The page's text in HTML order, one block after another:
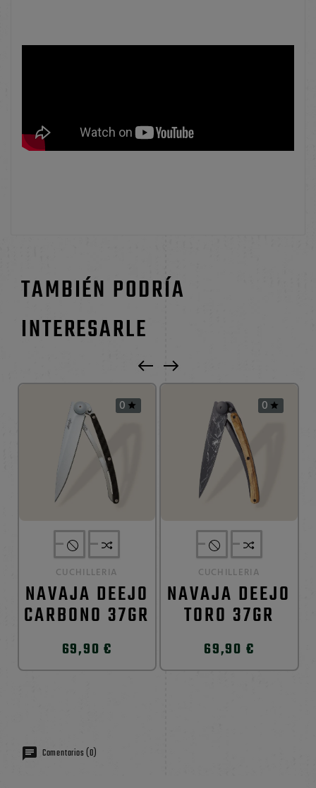
TAMBIÉN PODRÍA
INTERESARLE
0 
CUCHILLERIA
NAVAJA DEEJO
CARBONO 37GR
69,90 €
0 
CUCHILLERIA
NAVAJA DEEJO
TORO 37GR
69,90 €
Comentarios (0)